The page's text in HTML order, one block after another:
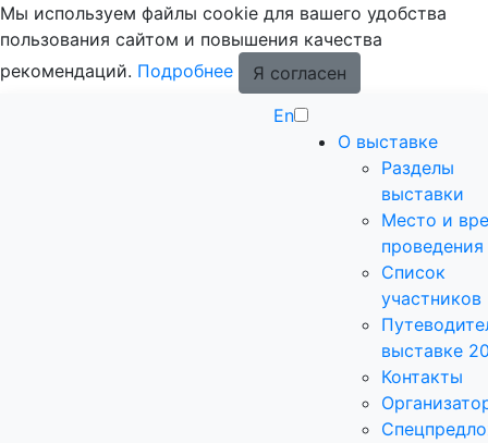
Мы используем файлы cookie для вашего удобства
пользования сайтом и повышения качества
рекомендаций. Подробнее
Я согласен
En
О выставке
Разделы
выставки
Место и
проведения
Список
выставке
Контакты